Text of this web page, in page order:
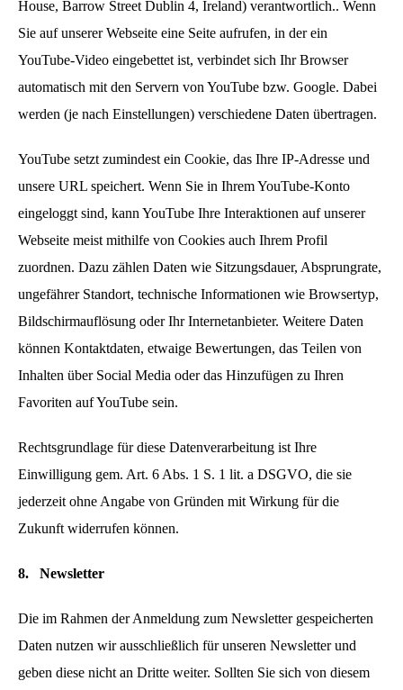
House, Barrow Street Dublin 4, Ireland) verantwortlich.. Wenn
Sie auf unserer Webseite eine Seite aufrufen, in der ein
YouTube-Video eingebettet ist, verbindet sich Ihr Browser
automatisch mit den Servern von YouTube bzw. Google. Dabei
werden (je nach Einstellungen) verschiedene Daten übertragen.
YouTube setzt zumindest ein Cookie, das Ihre IP-Adresse und
unsere URL speichert. Wenn Sie in Ihrem YouTube-Konto
eingeloggt sind, kann YouTube Ihre Interaktionen auf unserer
Webseite meist mithilfe von Cookies auch Ihrem Profil
zuordnen. Dazu zählen Daten wie Sitzungsdauer, Absprungrate,
ungefährer Standort, technische Informationen wie Browsertyp,
Bildschirmauflösung oder Ihr Internetanbieter. Weitere Daten
können Kontaktdaten, etwaige Bewertungen, das Teilen von
Inhalten über Social Media oder das Hinzufügen zu Ihren
Favoriten auf YouTube sein.
Rechtsgrundlage für diese Datenverarbeitung ist Ihre
Einwilligung gem. Art. 6 Abs. 1 S. 1 lit. a DSGVO, die sie
jederzeit ohne Angabe von Gründen mit Wirkung für die
Zukunft widerrufen können.
8. Newsletter
Die im Rahmen der Anmeldung zum Newsletter gespeicherten
Daten nutzen wir ausschließlich für unseren Newsletter und
geben diese nicht an Dritte weiter. Sollten Sie sich von diesem